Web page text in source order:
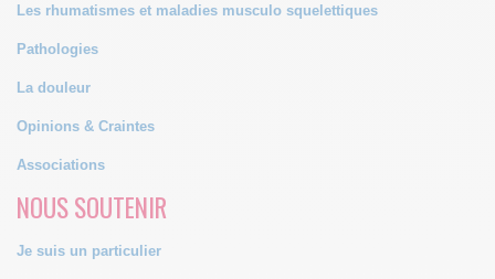
Les rhumatismes et maladies musculo squelettiques
Pathologies
La douleur
Opinions & Craintes
Associations
NOUS SOUTENIR
Je suis un particulier